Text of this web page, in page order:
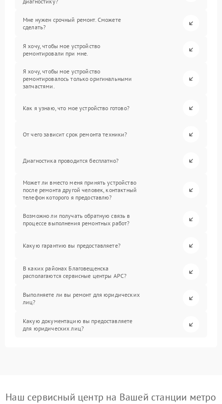
Мне нужен срочный ремонт. Сможете
сделать?
Я хочу, чтобы мое устройство
ремонтировали при мне.
Я хочу, чтобы мое устройство
ремонтировалось только оригинальными
запчастями.
Как я узнаю, что мое устройство готово?
От чего зависит срок ремонта техники?
Диагностика проводится бесплатно?
Может ли вместо меня принять устройство
после ремонта другой человек, контактный
телефон которого я предоставлю?
Возможно ли получать обратную связь в
процессе выполнения ремонтных работ?
Какую гарантию вы предоставляете?
В каких районах Благовещенска
располагаются сервисные центры APC?
Выполняете ли вы ремонт для юридических
лиц?
Какую документацию вы предоставляете
для юридических лиц?
Наш сервисный центр на Вашей станции метро